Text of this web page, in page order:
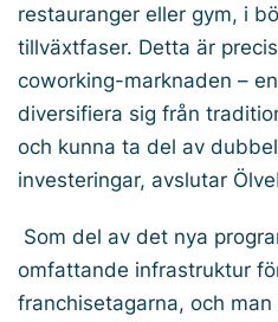
restauranger eller gym, i
tillväxtfaser. Detta är
coworking-marknaden –
diversifiera sig från
och kunna ta del av
investeringar, avslutar
Som del av det nya
omfattande infrastruktur
franchisetagarna, och